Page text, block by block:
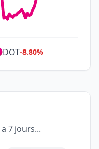
DOT-8.80%
7 jours...